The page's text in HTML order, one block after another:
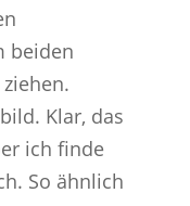
beiden
Klar, das
ich finde
So ähnlich